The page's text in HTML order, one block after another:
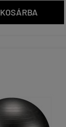
KOSÁRBA